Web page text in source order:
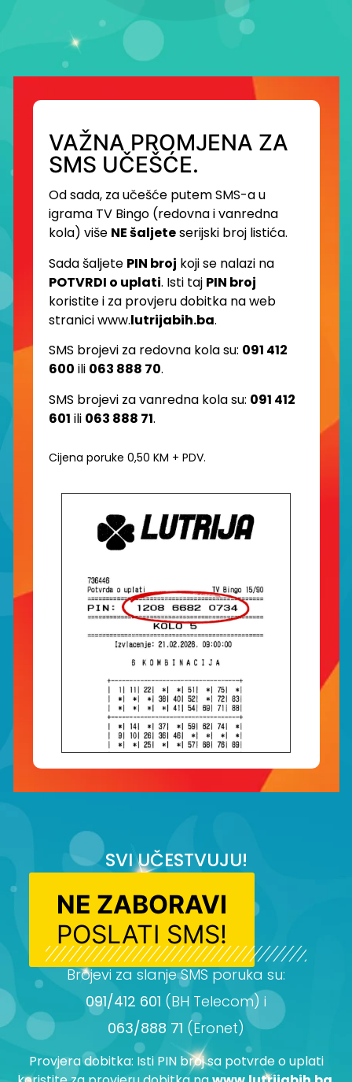
VAŽNA PROMJENA ZA
SMS UČEŠĆE.
Od sada, za učešće putem SMS-a u
igrama TV Bingo (redovna i vanredna
kola) više NE šaljeteserijski broj listića.
Sada šaljete PIN broj koji se nalazi na
POTVRDI o uplati. Isti taj PIN broj
koristite i za provjeru dobitka na web
stranici www.lutrijabih.ba.
SMS brojevi za redovna kola su: 091 412
600 ili 063 888 70.
SMS brojevi za vanredna kola su: 091 412
601 ili 063 888 71.
Cijena poruke 0,50 KM + PDV.
SVI UČESTVUJU!
NE ZABORAVI
POSLATI SMS!
Brojevi za slanje SMS poruka su:
091/412 601 (BH Telecom) i
063/888 71 (Eronet)
Provjera dobitka: Isti PIN broj sa potvrde o uplati